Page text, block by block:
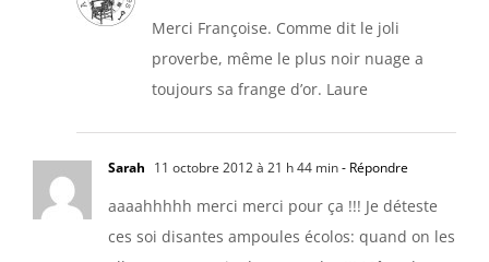
Merci Françoise. Comme dit le joli
proverbe, même le plus noir nuage a
toujours sa frange d’or. Laure
Sarah 11 octobre 2012 à 21 h 44 min- Répondre
aaaahhhhh merci merci pour ça !!! Je déteste
ces soi disantes ampoules écolos: quand on les